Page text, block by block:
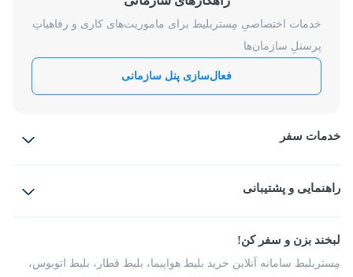
خدمات اختصاصیِ مِستربلیط برای ماموریت‌های کاری و رفاهیاتِ
پرسنلِ سازمان‌ها
فعال‌سازی پنل سازمانی
خدمات سفر
بلیط قطار
راهنمایی و پشتیبانی
شرایط و مقررات
راهکار سازمانی
فرصت‌های شغلی
لبخند بزن و سفر کن!
مِستربلیط سامانه آنلاین خرید بلیط هواپیما، بلیط قطار، بلیط اتوبوس،